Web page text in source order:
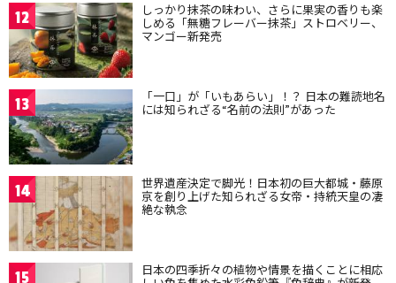
12 しっかり抹茶の味わい、さらに果実の香りも楽
しめる「無糖フレーバー抹茶」ストロベリー、
マンゴー新発売
13 「一口」が「いもあらい」！？ 日本の難読地名
には知られざる“名前の法則”があった
14 世界遺産決定で脚光！日本初の巨大都城・藤原
京を創り上げた知られざる女帝・持統天皇の凄
絶な執念
15 日本の四季折々の植物や情景を描くことに相応